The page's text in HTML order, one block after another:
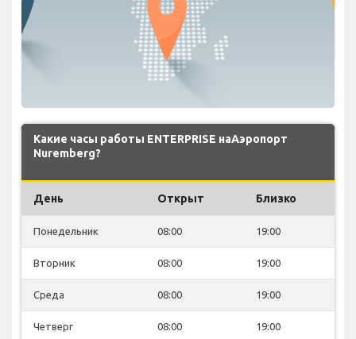
Какие часы работы ENTERPRISE наАэропорт
Nuremberg?
День Открыт Близко
Понедельник 08:00 19:00
Вторник 08:00 19:00
Среда 08:00 19:00
Четверг 08:00 19:00